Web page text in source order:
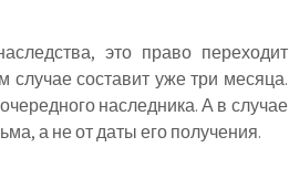
это право переходит
случае составит уже три месяца.
наследника. А в случае
а не от даты его получения.